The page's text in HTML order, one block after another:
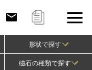
形状で探す
磁石の種類で探す